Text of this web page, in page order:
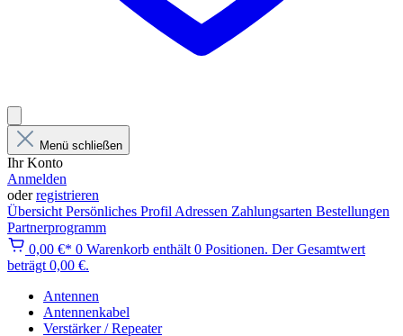
Menü schließen
Ihr Konto
Anmelden
oderregistrieren
Übersicht Persönliches Profil Adressen Zahlungsarten Bestellungen
Partnerprogramm
0,00 €* 0 Warenkorb enthält 0 Positionen. Der Gesamtwert
beträgt 0,00 €.
Antennen
Antennenkabel
Verstärker / Repeater